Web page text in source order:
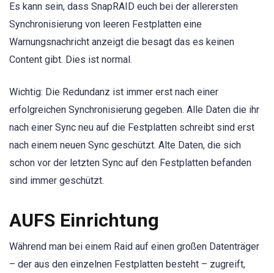
Es kann sein, dass SnapRAID euch bei der allerersten
Synchronisierung von leeren Festplatten eine
Warnungsnachricht anzeigt die besagt das es keinen
Content gibt. Dies ist normal.
Wichtig: Die Redundanz ist immer erst nach einer
erfolgreichen Synchronisierung gegeben. Alle Daten die ihr
nach einer Sync neu auf die Festplatten schreibt sind erst
nach einem neuen Sync geschützt. Alte Daten, die sich
schon vor der letzten Sync auf den Festplatten befanden
sind immer geschützt.
AUFS Einrichtung
Während man bei einem Raid auf einen großen Datenträger
– der aus den einzelnen Festplatten besteht – zugreift,